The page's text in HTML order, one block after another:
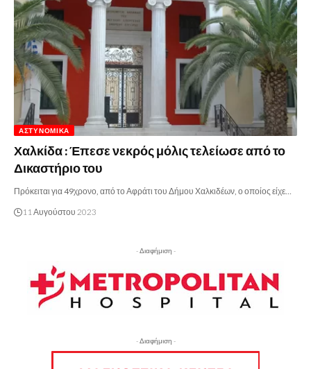
ΑΣΤΥΝΟΜΙΚΆ
Χαλκίδα : Έπεσε νεκρός μόλις τελείωσε από το
Δικαστήριο του
Πρόκειται για 49χρονο, από το Αφράτι του Δήμου Χαλκιδέων, ο οποίος είχε…
11 Αυγούστου 2023
- Διαφήμιση -
- Διαφήμιση -